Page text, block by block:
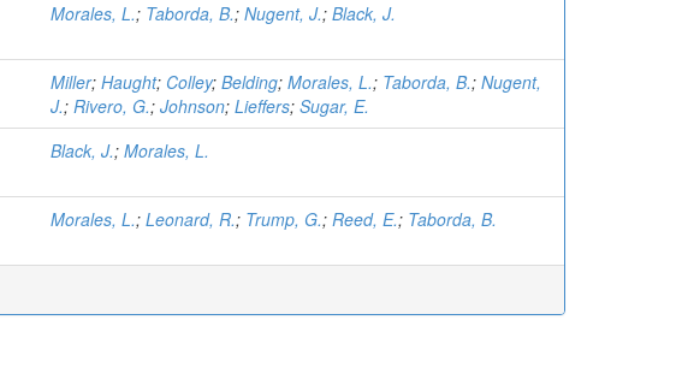
Morales, L.; Taborda, B.; Nugent, J.; Black, J.
Miller; Haught; Colley; Belding; Morales, L.; Taborda, B.; Nugent,
J.; Rivero, G.; Johnson; Lieffers; Sugar, E.
Black, J.; Morales, L.
Morales, L.; Leonard, R.; Trump, G.; Reed, E.; Taborda, B.